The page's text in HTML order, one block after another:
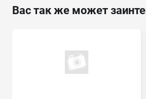
Вас так же может